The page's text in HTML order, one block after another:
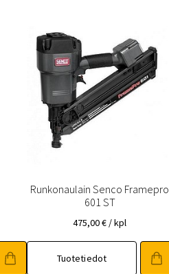
Runkonaulain Senco Framepro
601 ST
475,00€ / kpl
Tuotetiedot